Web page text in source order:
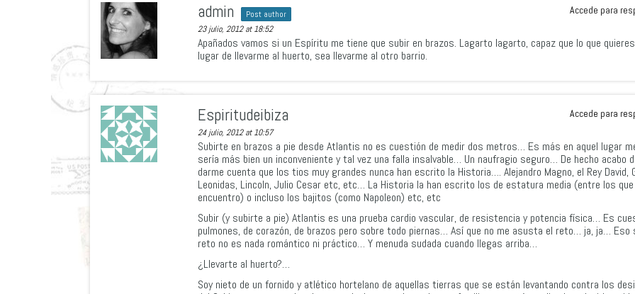
Accede para
admin Post author
23 julio, 2012 at 18:52
Apañados vamos si un Espíritu me tiene que subir en brazos. Lagarto lagarto, capaz que lo que
lugar de llevarme al huerto, sea llevarme al otro barrio.
Accede para
Espiritudeibiza
24 julio, 2012 at 10:57
Subirte en brazos a pie desde Atlantis no es cuestión de medir dos metros… Es más en aquel lugar
sería más bien un inconveniente y tal vez una falla insalvable… Un naufragio seguro… De hecho acabo
darme cuenta que los tios muy grandes nunca han escrito la Historia…. Alejandro Magno, el Rey David,
Leonidas, Lincoln, Julio Cesar etc, etc… La Historia la han escrito los de estatura media (entre los
encuentro) o incluso los bajitos (como Napoleon) etc, etc
Subir (y subirte a pie) Atlantis es una prueba cardio vascular, de resistencia y potencia física… Es
pulmones, de corazón, de brazos pero sobre todo piernas… Así que no me asusta el reto… ja, ja… Eso
reto no es nada romántico ni práctico… Y menuda sudada cuando llegas arriba…
¿Llevarte al huerto?…
Soy nieto de un fornido y atlético hortelano de aquellas tierras que se están levantando contra los